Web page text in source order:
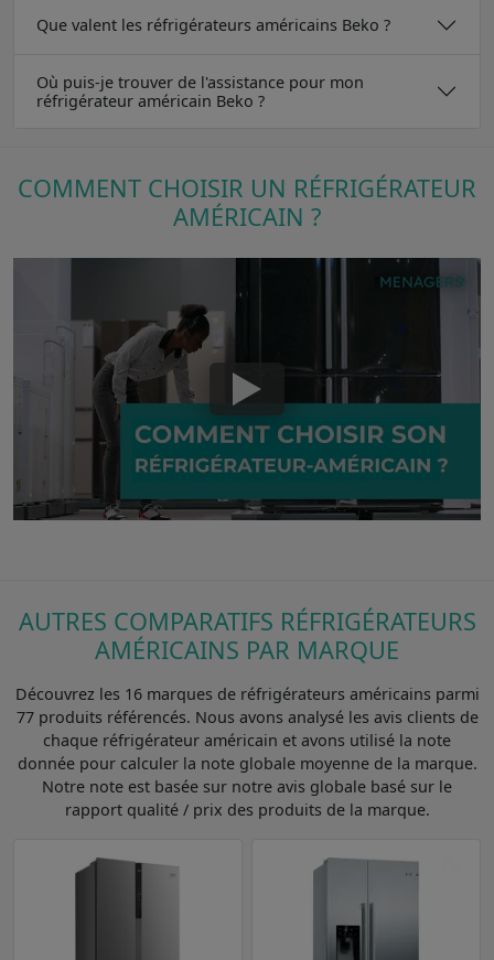
Que valent les réfrigérateurs américains Beko ?
Où puis-je trouver de l'assistance pour mon
réfrigérateur américain Beko ?
COMMENT CHOISIR UN RÉFRIGÉRATEUR
AMÉRICAIN ?
AUTRES COMPARATIFS RÉFRIGÉRATEURS
AMÉRICAINS PAR MARQUE
Découvrez les 16 marques de réfrigérateurs américains parmi
77 produits référencés. Nous avons analysé les avis clients de
chaque réfrigérateur américain et avons utilisé la note
donnée pour calculer la note globale moyenne de la marque.
Notre note est basée sur notre avis globale basé sur le
rapport qualité / prix des produits de la marque.